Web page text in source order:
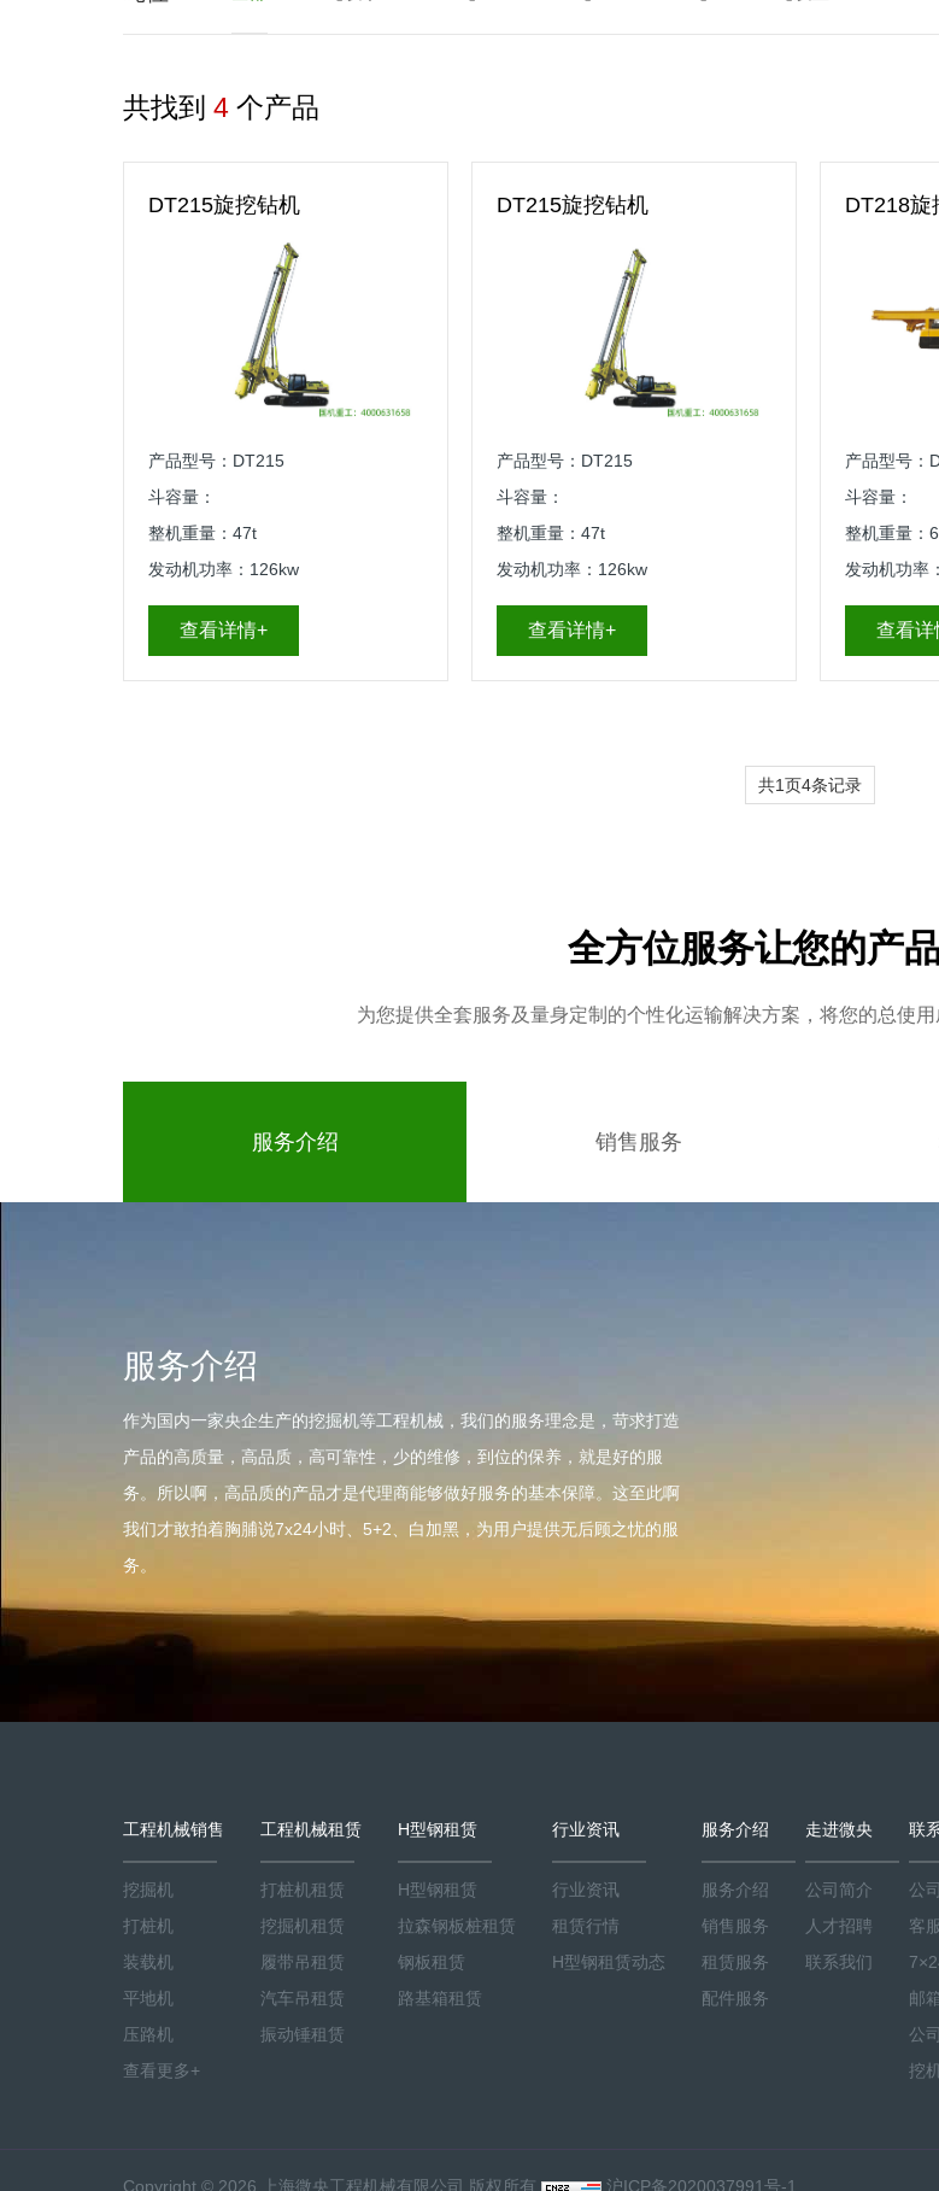
共找到 4 个产品
DT215旋挖钻机
产品型号：DT215
斗容量：
整机重量：47t
发动机功率：126kw
查看详情+
DT215旋挖钻机
产品型号：DT215
斗容量：
整机重量：47t
发动机功率：126kw
查看详情+
DT218旋
产品型号：
斗容量：
整机重量：
发动机功率
查看详
共1页4条记录
全方位服务让您的产
为您提供全套服务及量身定制的个性化运输解决方案，将您的总使
服务介绍 销售服务
服务介绍
作为国内一家央企生产的挖掘机等工程机械，我们的服务理念是，苛求打造
产品的高质量，高品质，高可靠性，少的维修，到位的保养，就是好的服
务。所以啊，高品质的产品才是代理商能够做好服务的基本保障。这至此啊
我们才敢拍着胸脯说7x24小时、5+2、白加黑，为用户提供无后顾之忧的服
务。
工程机械销售
挖掘机
打桩机
装载机
平地机
压路机
查看更多+
工程机械租赁
打桩机租赁
挖掘机租赁
履带吊租赁
汽车吊租赁
振动锤租赁
H型钢租赁
H型钢租赁
拉森钢板桩租赁
钢板租赁
路基箱租赁
行业资讯
行业资讯
租赁行情
H型钢租赁动态
服务介绍
服务介绍
销售服务
租赁服务
配件服务
走进微央
公司简介
人才招聘
联系我们
联
公
客
邮
公
挖
Copyright © 2026 上海微央工程机械有限公司 版权所有 沪ICP备2020037991号-1